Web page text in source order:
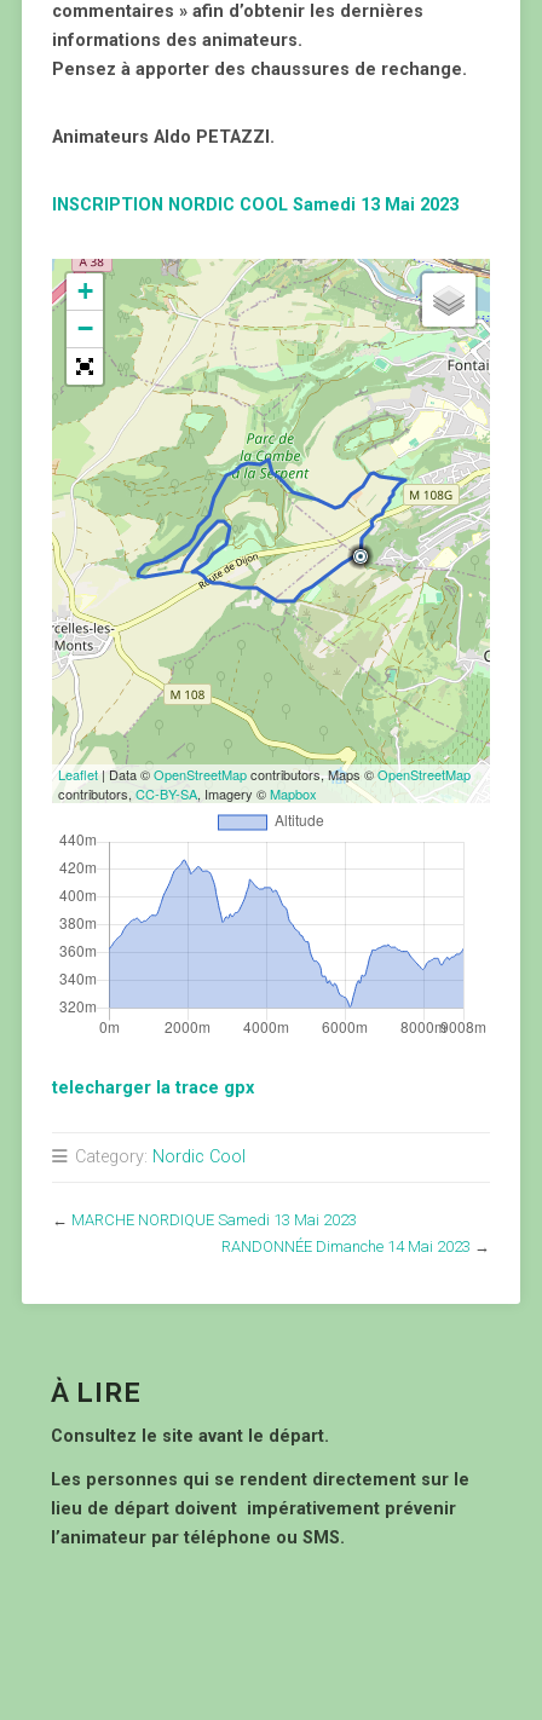
commentaires » afin d’obtenir les dernières
informations des animateurs.
Pensez à apporter des chaussures de rechange.
Animateurs Aldo PETAZZI.
INSCRIPTION NORDIC COOL Samedi 13 Mai 2023
+
−
Leaflet| Data ©OpenStreetMapcontributors, Maps ©OpenStreetMap
contributors, CC-BY-SA, Imagery ©Mapbox
telecharger la trace gpx
Category: Nordic Cool
← MARCHE NORDIQUE Samedi 13 Mai 2023
RANDONNÉE Dimanche 14 Mai 2023 →
À LIRE
Consultez le site avant le départ.
Les personnes qui se rendent directement sur le
lieu de départ doivent impérativement prévenir
l’animateur par téléphone ou SMS.